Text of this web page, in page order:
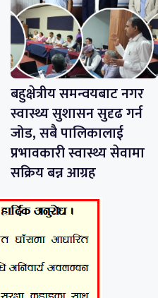
बहुक्षेत्रीय समन्वयबाट नगर
स्वास्थ्य सुशासन सुदृढ गर्न
जोड, सबै पालिकालाई
प्रभावकारी स्वास्थ्य सेवामा
सक्रिय बन्न आग्रह